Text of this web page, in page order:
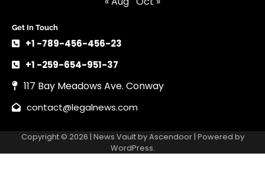
Get In Touch
+1 -789-456-456-23
+1 -259-654-951-37
117 Bay Meadows Ave. Conway
contact@legalnews.com
Copyright © 2026 | News Vault byAscendoor| Powered by
WordPress.